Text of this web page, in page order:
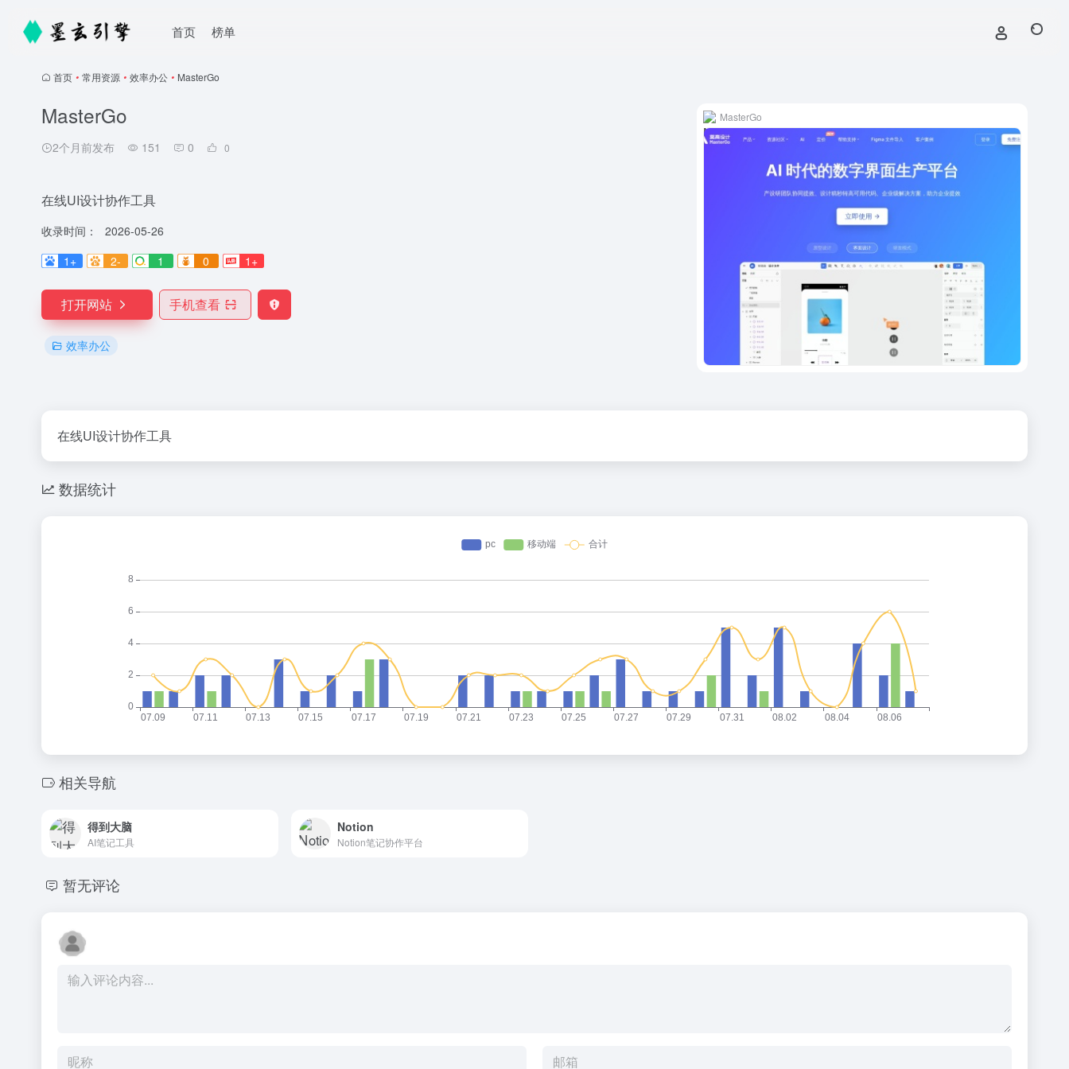
首页 榜单
首页 • 常用资源 • 效率办公 • MasterGo
MasterGo
2个月前发布 151 0 0
在线UI设计协作工具
收录时间：
2026-05-26
1+
2- 1 0 1+
打开网站 手机查看
效率办公
MasterGo
在线UI设计协作工具
数据统计
相关导航
得到大脑
AI笔记工具
Notion
Notion笔记协作平台
暂无评论